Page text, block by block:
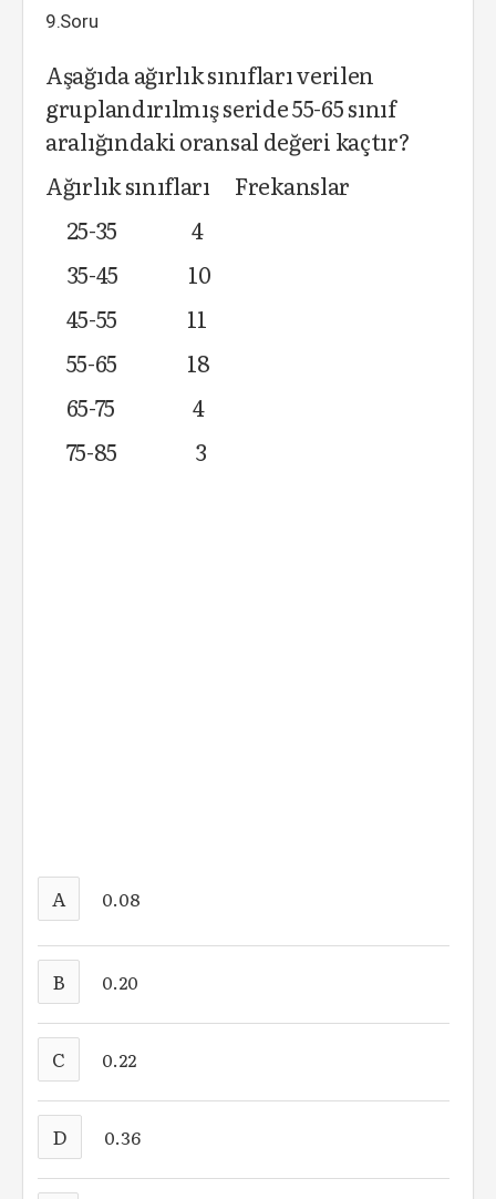
9.Soru
Aşağıda ağırlık sınıfları verilen
gruplandırılmış seride 55-65 sınıf
aralığındaki oransal değeri kaçtır?
Ağırlık sınıfları Frekanslar
25-35 4
35-45 10
45-55 11
55-65 18
65-75 4
75-85 3
A 0.08
B 0.20
C 0.22
D 0.36